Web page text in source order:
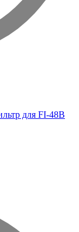
для FI-48B